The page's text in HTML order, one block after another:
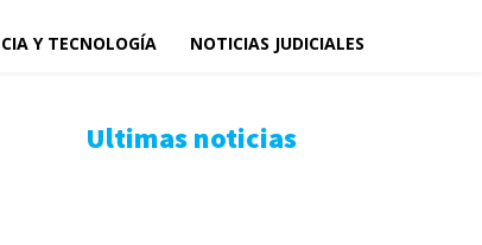
Y TECNOLOGÍA NOTICIAS JUDICIALES
Ultimas noticias